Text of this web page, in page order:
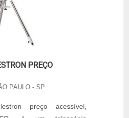
PREÇO
PAULO - SP
preço acessível,